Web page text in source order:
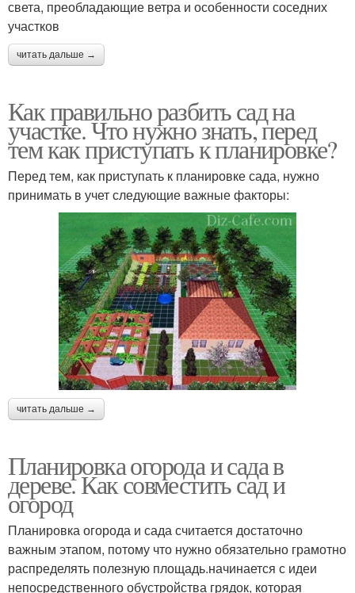
света, преобладающие ветра и особенности соседних
участков
читать дальше →
Как правильно разбить сад на
участке. Что нужно знать, перед
тем как приступать к планировке?
Перед тем, как приступать к планировке сада, нужно
принимать в учет следующие важные факторы:
читать дальше →
Планировка огорода и сада в
дереве. Как совместить сад и
огород
Планировка огорода и сада считается достаточно
важным этапом, потому что нужно обязательно грамотно
распределять полезную площадь.начинается с идеи
непосредственного обустройства грядок, которая